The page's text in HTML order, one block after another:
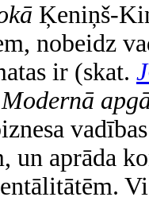
Ķeniņš-
nobeidz
ir (skat.
Modernā
un aprāda